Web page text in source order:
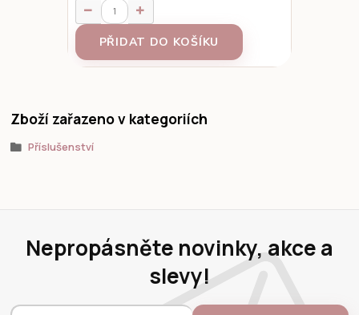
PŘIDAT DO KOŠÍKU
Zboží zařazeno v kategoriích
Příslušenství
Nepropásněte novinky, akce a
slevy!